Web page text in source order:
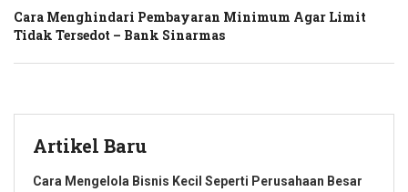
Cara Menghindari Pembayaran Minimum Agar Limit
Tidak Tersedot – Bank Sinarmas
Artikel Baru
Cara Mengelola Bisnis Kecil Seperti Perusahaan Besar